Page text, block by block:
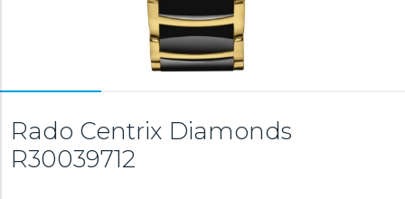
Rado Centrix Diamonds
R30039712